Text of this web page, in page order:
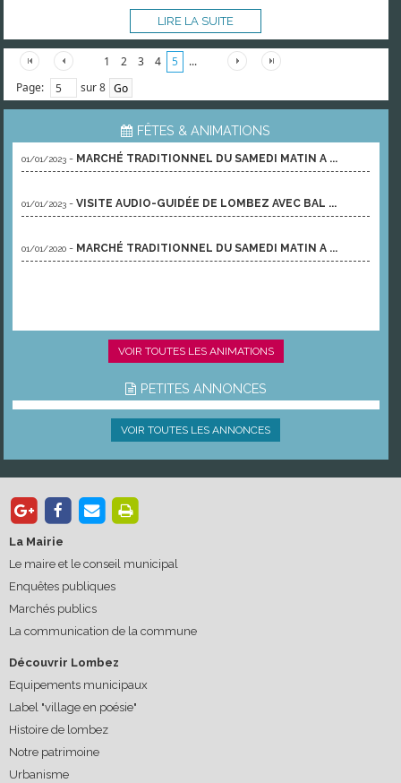
LIRE LA SUITE
1 2 3 4 5
...
Page:
sur 8
FÊTES & ANIMATIONS
01/01/2023 - MARCHÉ TRADITIONNEL DU SAMEDI MATIN A ...
01/01/2023 -VISITE AUDIO-GUIDÉE DE LOMBEZ AVEC BAL ...
01/01/2020 - MARCHÉ TRADITIONNEL DU SAMEDI MATIN A ...
VOIR TOUTES LES ANIMATIONS
PETITES ANNONCES
VOIR TOUTES LES ANNONCES
La Mairie
Le maire et le conseil municipal
Enquêtes publiques
Marchés publics
La communication de la commune
Découvrir Lombez
Equipements municipaux
Label "village en poésie"
Histoire de lombez
Notre patrimoine
Urbanisme